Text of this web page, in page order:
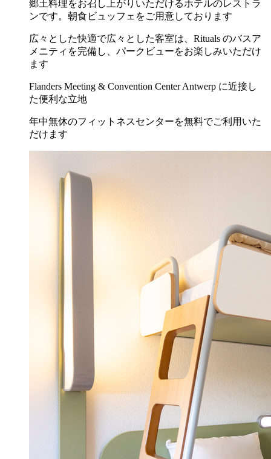
郷土料理をお召し上がりいただけるホテルのレストラ
ンです。朝食ビュッフェをご用意しております
広々とした快適で広々とした客室は、Rituals のバスア
メニティを完備し、パークビューをお楽しみいただけ
ます
Flanders Meeting & Convention Center Antwerp に近接し
た便利な立地
年中無休のフィットネスセンターを無料でご利用いた
だけます